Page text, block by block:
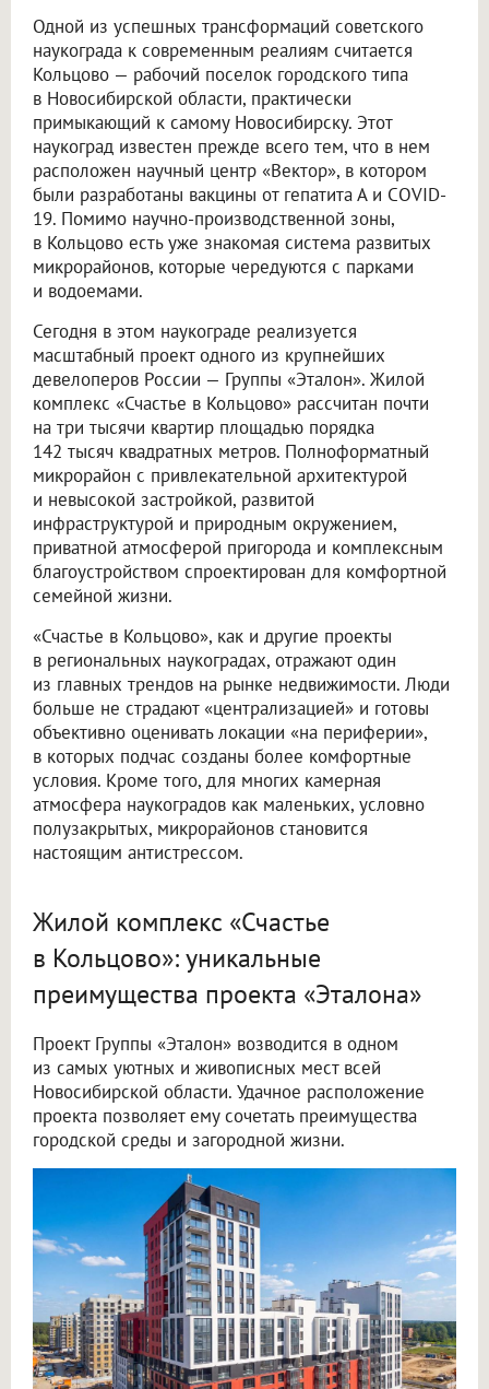
Одной из успешных трансформаций советского
наукограда к современным реалиям считается
Кольцово — рабочий поселок городского типа
в Новосибирской области, практически
примыкающий к самому Новосибирску. Этот
наукоград известен прежде всего тем, что в нем
расположен научный центр «Вектор», в котором
были разработаны вакцины от гепатита А и COVID-
19. Помимо научно-производственной зоны,
в Кольцово есть уже знакомая система развитых
микрорайонов, которые чередуются с парками
и водоемами.
Сегодня в этом наукограде реализуется
масштабный проект одного из крупнейших
девелоперов России — Группы «Эталон». Жилой
комплекс «Счастье в Кольцово» рассчитан почти
на три тысячи квартир площадью порядка
142 тысяч квадратных метров. Полноформатный
микрорайон с привлекательной архитектурой
и невысокой застройкой, развитой
инфраструктурой и природным окружением,
приватной атмосферой пригорода и комплексным
благоустройством спроектирован для комфортной
семейной жизни.
«Счастье в Кольцово», как и другие проекты
в региональных наукоградах, отражают один
из главных трендов на рынке недвижимости. Люди
больше не страдают «централизацией» и готовы
объективно оценивать локации «на периферии»,
в которых подчас созданы более комфортные
условия. Кроме того, для многих камерная
атмосфера наукоградов как маленьких, условно
полузакрытых, микрорайонов становится
настоящим антистрессом.
Жилой комплекс «Счастье
в Кольцово»: уникальные
преимущества проекта «Эталона»
Проект Группы «Эталон» возводится в одном
из самых уютных и живописных мест всей
Новосибирской области. Удачное расположение
проекта позволяет ему сочетать преимущества
городской среды и загородной жизни.